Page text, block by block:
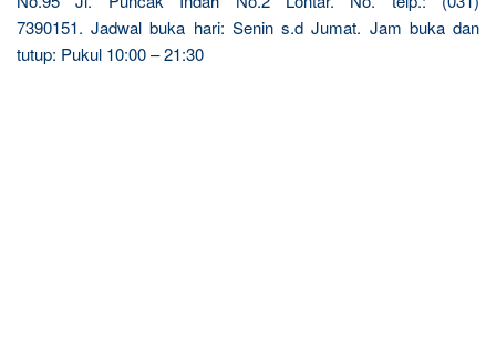
7390151. Jadwal buka hari: Senin s.d Jumat. Jam buka dan
tutup: Pukul 10:00 – 21:30